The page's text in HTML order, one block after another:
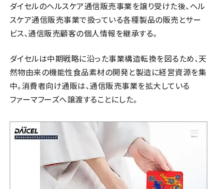
ダイセルのヘルスケア通信販売事業を譲り受けた後、ヘル
スケア通信販売事業で扱っている各種製品の販売とサー
ビス、通信販売顧客の個人情報を継承する。
ダイセルは中期戦略に沿った事業構造転換を図るため、天
然物由来の機能性食品素材の開発と製造に経営資源を集
中。消費者向け通販は、通信販売事業を拡大している
ファーマフーズへ譲渡することにした。